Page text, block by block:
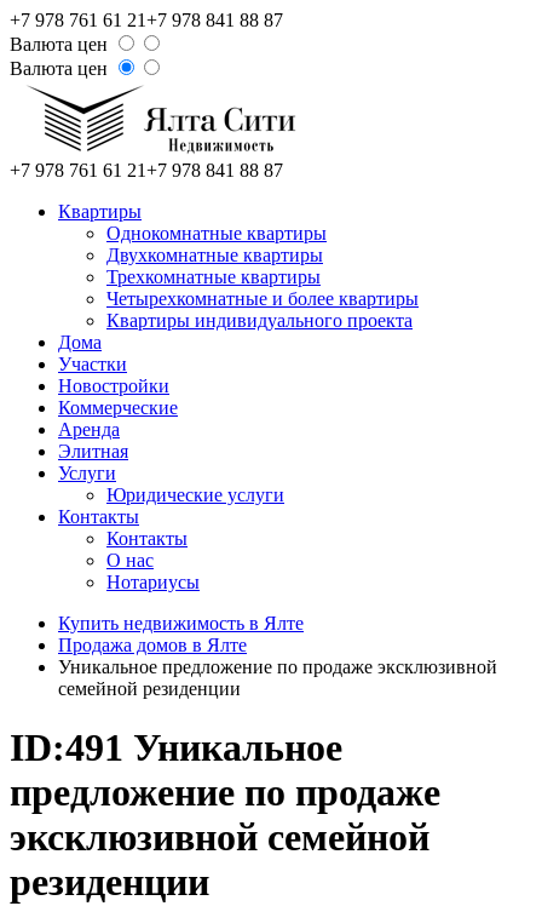
+7 978 761 61 21+7 978 841 88 87
Валюта цен
Валюта цен
+7 978 761 61 21+7 978 841 88 87
Квартиры
Однокомнатные квартиры
Двухкомнатные квартиры
Трехкомнатные квартиры
Четырехкомнатные и более квартиры
Квартиры индивидуального проекта
Дома
Участки
Новостройки
Коммерческие
Аренда
Элитная
Услуги
Юридические услуги
Контакты
Контакты
О нас
Нотариусы
Купить недвижимость в Ялте
Продажа домов в Ялте
Уникальное предложение по продаже эксклюзивной
семейной резиденции
ID:491 Уникальное
предложение по продаже
эксклюзивной семейной
резиденции